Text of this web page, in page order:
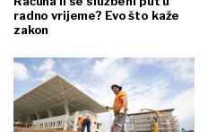
radno vrijeme? Evo što kaže
zakon